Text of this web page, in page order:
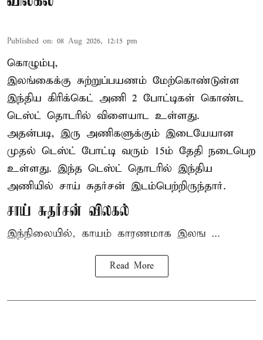
Published on: 08 Aug 2026, 12:15 pm
கொழும்பு,
இலங்கைக்கு சுற்றுப்பயணம் மேற்கொண்டுள்ள
இந்திய கிரிக்கெட் அணி 2 போட்டிகள் கொண்ட
டெஸ்ட் தொடரில் விளையாட உள்ளது.
அதன்படி, இரு அணிகளுக்கும் இடையேயான
முதல் டெஸ்ட் போட்டி வரும் 15ம் தேதி நடைபெற
உள்ளது. இந்த டெஸ்ட் தொடரில் இந்திய
அணியில் சாய் சுதர்சன் இடம்பெற்றிருந்தார்.
சாய் சுதர்சன் விலகல்
இந்நிலையில், காயம் காரணமாக இலங ...
Read More